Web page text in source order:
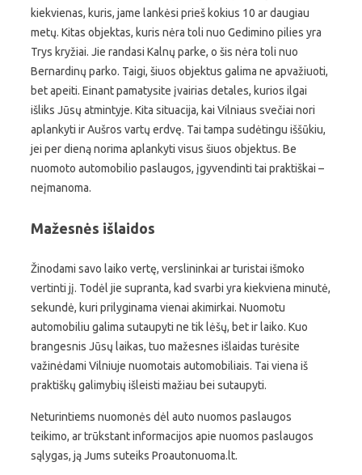
kiekvienas, kuris, jame lankėsi prieš kokius 10 ar daugiau
metų. Kitas objektas, kuris nėra toli nuo Gedimino pilies yra
Trys kryžiai. Jie randasi Kalnų parke, o šis nėra toli nuo
Bernardinų parko. Taigi, šiuos objektus galima ne apvažiuoti,
bet apeiti. Einant pamatysite įvairias detales, kurios ilgai
išliks Jūsų atmintyje. Kita situacija, kai Vilniaus svečiai nori
aplankyti ir Aušros vartų erdvę. Tai tampa sudėtingu iššūkiu,
jei per dieną norima aplankyti visus šiuos objektus. Be
nuomoto automobilio paslaugos, įgyvendinti tai praktiškai –
neįmanoma.
Mažesnės išlaidos
Žinodami savo laiko vertę, verslininkai ar turistai išmoko
vertinti jį. Todėl jie supranta, kad svarbi yra kiekviena minutė,
sekundė, kuri prilyginama vienai akimirkai. Nuomotu
automobiliu galima sutaupyti ne tik lėšų, bet ir laiko. Kuo
brangesnis Jūsų laikas, tuo mažesnes išlaidas turėsite
važinėdami Vilniuje nuomotais automobiliais. Tai viena iš
praktiškų galimybių išleisti mažiau bei sutaupyti.
Neturintiems nuomonės dėl auto nuomos paslaugos
teikimo, ar trūkstant informacijos apie nuomos paslaugos
sąlygas, ją Jums suteiks Proautonuoma.lt.